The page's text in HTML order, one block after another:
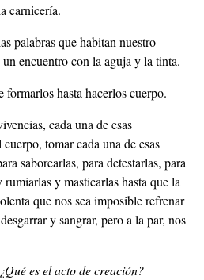
carnicería.
palabras que habitan nuestro
encuentro con la aguja y la tinta.
formarlos hasta hacerlos cuerpo.
cada una de esas
tomar cada una de esas
saborearlas, para detestarlas, para
rumiarlas y masticarlas hasta que la
que nos sea imposible refrenar
y sangrar, pero a la par, nos
¿Qué es el acto de creación?